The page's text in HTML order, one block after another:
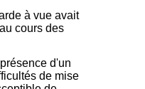
à vue avait
cours des
d'un
de mise